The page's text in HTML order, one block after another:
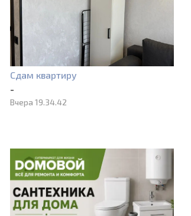
Сдам квартиру
-
Вчера 19.34.42